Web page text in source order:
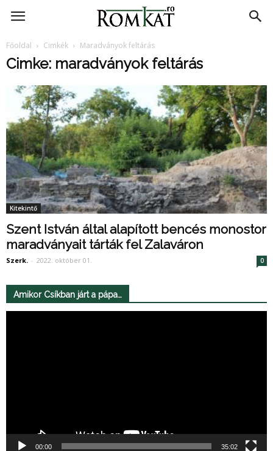
RomKat.ro
Főoldal Cimkék Maradványok feltárás
Cimke: maradványok feltárás
Kitekintő
Szent István által alapított bencés monostor
maradványait tárták fel Zalaváron
Szerk. - 2022. október 01. 0
Amikor Csíkban járt a pápa…
00:00 35:02